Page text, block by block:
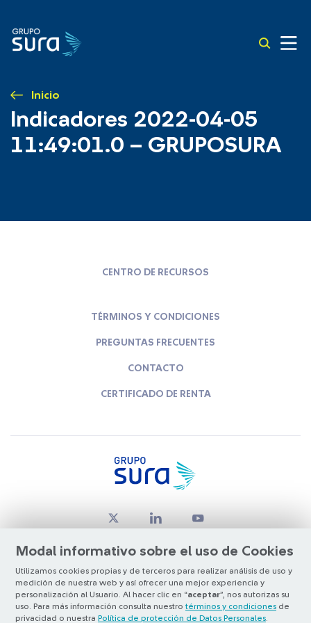
Inicio
Indicadores 2022-04-05
11:49:01.0 – GRUPOSURA
Modal informativo sobre el uso de Cookies
Utilizamos cookies propias y de terceros para realizar análisis de uso y
medición de nuestra web y así ofrecer una mejor experiencia y
personalización al Usuario. Al hacer clic en “aceptar”, nos autorizas su
uso. Para más información consulta nuestro términos y condiciones de
privacidad o nuestra Política de protección de Datos Personales
CENTRO DE RECURSOS
TÉRMINOS Y CONDICIONES
PREGUNTAS FRECUENTES
CONTACTO
CERTIFICADO DE RENTA
© Copyright Grupo SURA 2026